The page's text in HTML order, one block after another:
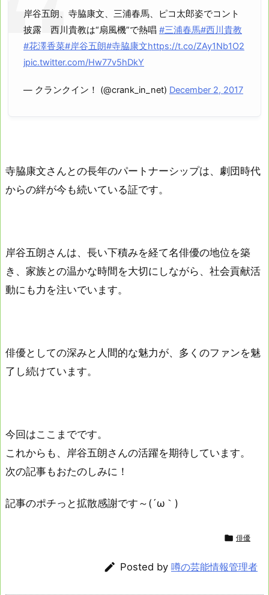
岸谷五朗、寺脇康文、三浦春馬、ピコ太郎姿でコント
披露 西川貴教は“扇風機”で熱唱 #三浦春馬#西川貴教
#花澤香菜#岸谷五朗#寺脇康文https://t.co/ZAy1Nb1O2
jpic.twitter.com/Hw77v5hDkY
— クランクイン！ (@crank_in_net) December 2, 2017
寺脇康文さんとの長年のパートナーシップは、劇団時代
からの絆が今も続いている証です。
岸谷五朗さんは、長い下積みを経て名俳優の地位を築
き、家族との温かな時間を大切にしながら、社会貢献活
動にも力を注いでいます。
俳優としての深みと人間的な魅力が、多くのファンを魅
了し続けています。
今回はここまでです。
これからも、岸谷五朗さんの活躍を期待しています。
次の記事もおたのしみに！
記事のポチっと拡散感謝です～(´ω｀)
 俳優
 Posted by 噂の芸能情報管理者